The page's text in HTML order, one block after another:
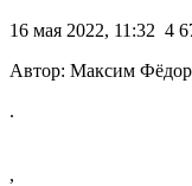
16 мая 2022, 11:32 4
Автор: Максим
.
,